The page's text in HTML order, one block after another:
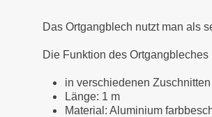
Das Ortgangblech nutzt man als
Die Funktion des
in verschiedenen
Länge: 1 m
Material: Aluminium